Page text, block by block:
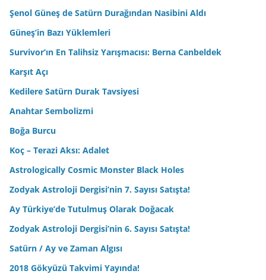
Şenol Güneş de Satürn Durağından Nasibini Aldı
Güneş’in Bazı Yüklemleri
Survivor’ın En Talihsiz Yarışmacısı: Berna Canbeldek
Karşıt Açı
Kedilere Satürn Durak Tavsiyesi
Anahtar Sembolizmi
Boğa Burcu
Koç – Terazi Aksı: Adalet
Astrologically Cosmic Monster Black Holes
Zodyak Astroloji Dergisi’nin 7. Sayısı Satışta!
Ay Türkiye’de Tutulmuş Olarak Doğacak
Zodyak Astroloji Dergisi’nin 6. Sayısı Satışta!
Satürn / Ay ve Zaman Algısı
2018 Gökyüzü Takvimi Yayında!